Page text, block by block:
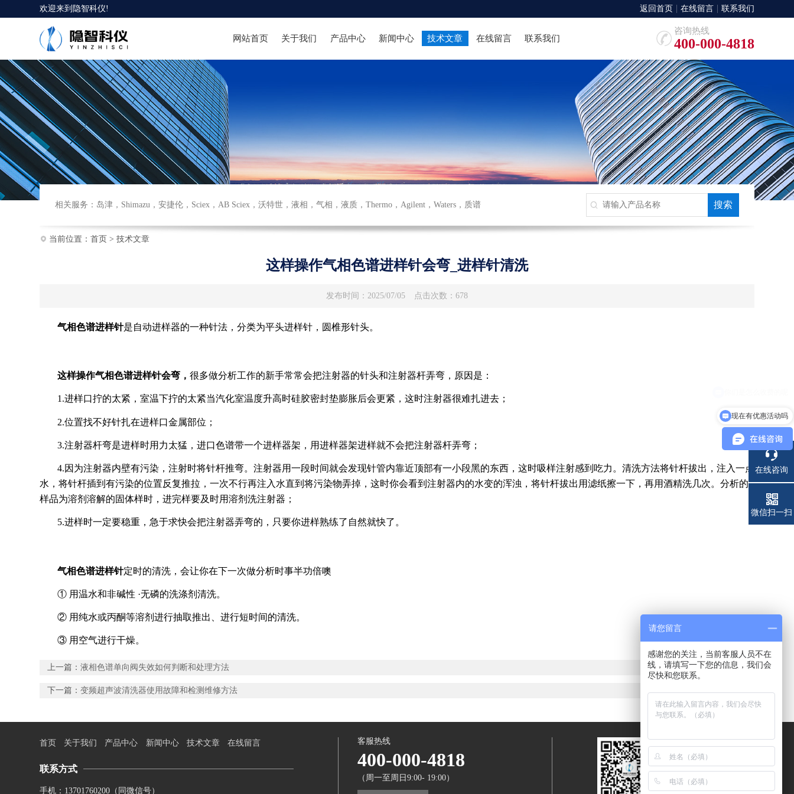
欢迎来到 隐智科仪! 返回首页 在线留言 联系我们
网站首页 关于我们 产品中心 新闻中心 技术文章 在线留言 联系我们
咨询热线
400-000-4818
相关服务： 岛津 ， Shimazu ，安捷伦 ， Sciex ，AB Sciex ，沃特世 ，液相 ，气相 ，液质 ，Thermo ，Agilent ，Waters ， 质谱
当前位置： 首页 > 技术文章
这样操作气相色谱进样针会弯_进样针清洗
发布时间：2025/07/05 点击次数：678
气相色谱进样针是自动进样器的一种针法，分类为平头进样针，圆椎形针头。
这样操作气相色谱进样针会弯， 很多做分析工作的新手常常会把注射器的针头和注射器杆弄弯，原因是：
1.进样口拧的太紧，室温下拧的太紧当汽化室温度升高时硅胶密封垫膨胀后会更紧，这时注射器很难扎进去；
2.位置找不好针扎在进样口金属部位；
3.注射器杆弯是进样时用力太猛，进口色谱带一个进样器架，用进样器架进样就不会把注射器杆弄弯；
4.因为注射器内壁有污染，注射时将针杆推弯。注射器用一段时间就会发现针管内靠近顶部有一小段黑的东西，这时吸样注射感到吃力。清洗方法将针杆拔出，注入一点
水，将针杆插到有污染的位置反复推拉，一次不行再注入水直到将污染物弄掉，这时你会看到注射器内的水变的浑浊，将针杆拔出用滤纸擦一下，再用酒精洗几次。分析的
样品为溶剂溶解的固体样时，进完样要及时用溶剂洗注射器；
5.进样时一定要稳重，急于求快会把注射器弄弯的，只要你进样熟练了自然就快了。
气相色谱进样针定时的清洗，会让你在下一次做分析时事半功倍噢
① 用温水和非碱性 ·无磷的洗涤剂清洗。
② 用纯水或丙酮等溶剂进行抽取推出、进行短时间的清洗。
③ 用空气进行干燥。
上一篇：液相色谱单向阀失效如何判断和处理方法
下一篇：变频超声波清洗器使用故障和检测维修方法
首页 关于我们 产品中心 新闻中心 技术文章 在线留言
联系方式
手机：13701760200（同微信号）
客服热线
400-000-4818
（周一至周日9:00- 19:00）
在线咨询
电话
微信扫一扫
现在有优惠活动吗
请您留言
感谢您的关注，当前客服人员不在
线，请填写一下您的信息，我们会
尽快和您联系。